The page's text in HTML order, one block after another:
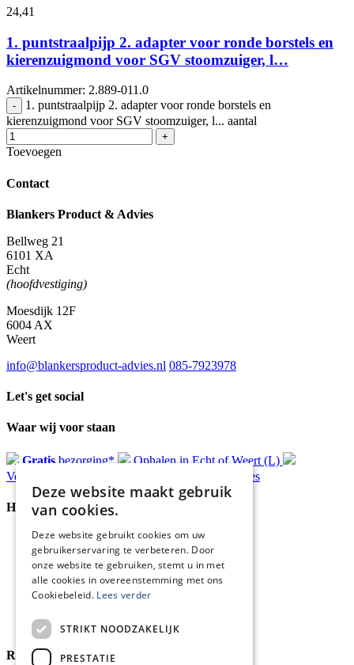
24,41
1. puntstraalpijp 2. adapter voor ronde borstels en
kierenzuigmond voor SGV stoomzuiger, l…
Artikelnummer: 2.889-011.0
-
1. puntstraalpijp 2. adapter voor ronde borstels en
kierenzuigmond voor SGV stoomzuiger, l... aantal
+
Toevoegen
Contact
Blankers Product & Advies
Bellweg 21
6101 XA
Echt
(hoofdvestiging)
Moesdijk 12F
6004 AX
Weert
info@blankersproduct-advies.nl 085-7923978
Let's get social
Waar wij voor staan
Gratisbezorging*
Ophalen in Echt of Weert (L)
Verzonden
advies
Handige Links
Home
Klantenservice
Over ons
Blog
Privacyverklaring
Cookies
Reviewmerk
Deze website maakt gebruik
van cookies.
Deze website gebruikt cookies om uw
gebruikerservaring te verbeteren. Door
onze website te gebruiken, stemt u in met
alle cookies in overeenstemming met ons
Cookiebeleid. Lees verder
STRIKT NOODZAKELIJK
PRESTATIE